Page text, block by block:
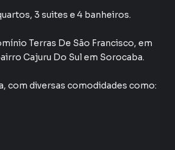
3 suites e 4 banheiros.
Terras De São Francisco, em
Cajuru Do Sulem Sorocaba.
, com diversas comodidades como: